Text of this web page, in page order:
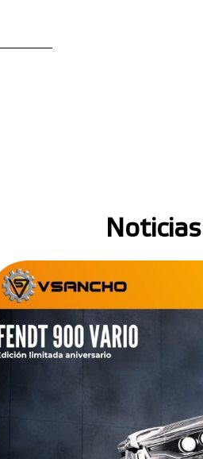
Noticias